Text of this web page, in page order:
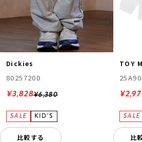
Dickies
80257200
¥6,380
¥3,828
比較する
TOY
比